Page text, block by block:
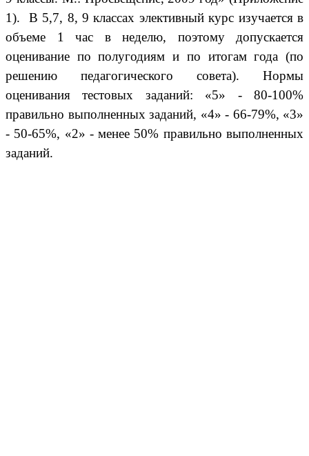
1). В 5,7, 8, 9 классах элективный курс изучается в
объеме 1 час в неделю, поэтому допускается
оценивание по полугодиям и по итогам года (по
решению педагогического совета). Нормы
оценивания тестовых заданий: «5» - 80-100%
правильно выполненных заданий, «4» - 66-79%, «3»
- 50-65%, «2» - менее 50% правильно выполненных
заданий.